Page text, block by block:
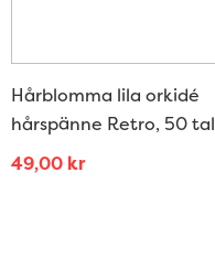
Hårblomma lila orkidé
hårspänne Retro, 50 tal
49,00 kr